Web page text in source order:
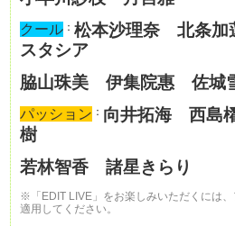
クール： 松本沙理奈 北条
スタシア
脇山珠美 伊集院惠 佐城
パッション ： 向井拓海 西島
樹
若林智香 諸星きらり
※「EDIT LIVE」をお楽しみいただくには
適用してください。